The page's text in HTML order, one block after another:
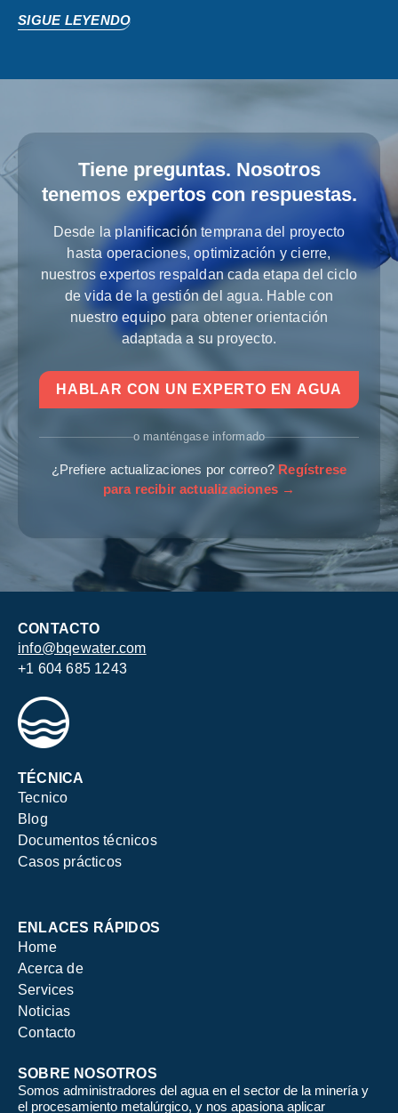
SIGUE LEYENDO
Tiene preguntas. Nosotros
tenemos expertos con respuestas.
Desde la planificación temprana del proyecto
hasta operaciones, optimización y cierre,
nuestros expertos respaldan cada etapa del ciclo
de vida de la gestión del agua. Hable con
nuestro equipo para obtener orientación
adaptada a su proyecto.
HABLAR CON UN EXPERTO EN AGUA
o manténgase informado
¿Prefiere actualizaciones por correo? Regístrese
para recibir actualizaciones →
CONTACTO
info@bqewater.com
+1 604 685 1243
TÉCNICA
Tecnico
Blog
Documentos técnicos
Casos prácticos
ENLACES RÁPIDOS
Home
Acerca de
Services
Noticias
Contacto
SOBRE NOSOTROS
Somos administradores del agua en el sector de la minería y
el procesamiento metalúrgico, y nos apasiona aplicar